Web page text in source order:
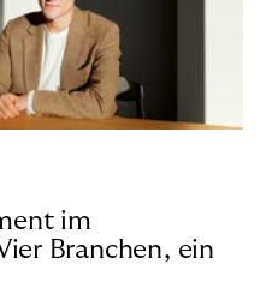
im
Branchen, ein